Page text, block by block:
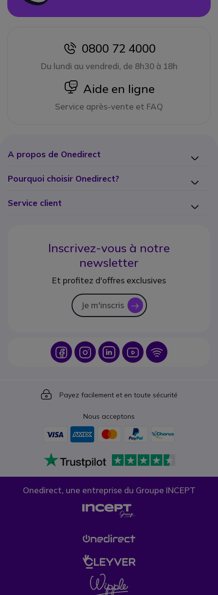
icon
0800 72 4000
Du lundi au vendredi, de 8h30 à 18h
icon
Aide en ligne
Service après-vente et FAQ
A propos de Onedirect
Pourquoi choisir Onedirect?
Service client
Inscrivez-vous à notre
newsletter
Et profitez d'offres exclusives
Je m'inscris icon
Icon IconIcon Icon Icon
Icon
Payez facilement et en toute sécurité
Nous acceptons
Onedirect, une entreprise du Groupe INCEPT